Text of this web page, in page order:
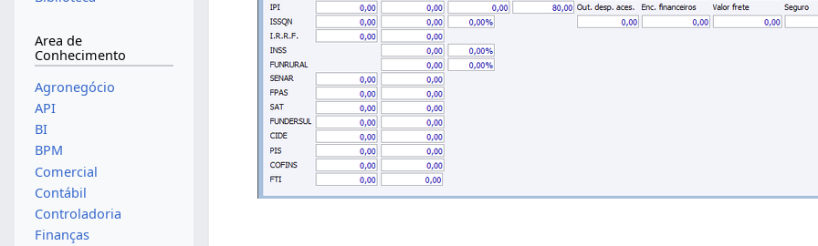
Area de
Conhecimento
Agronegócio
API
BI
BPM
Comercial
Contábil
Controladoria
Finanças